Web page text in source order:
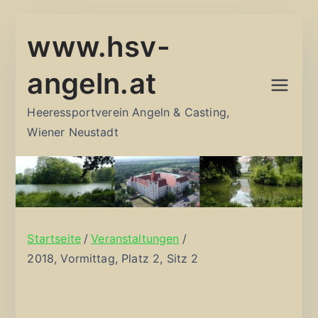
Inhalt
www.hsv-
angeln.at
Heeressportverein Angeln & Casting,
Wiener Neustadt
Startseite
Veranstaltungen
2018, Vormittag, Platz 2, Sitz 2